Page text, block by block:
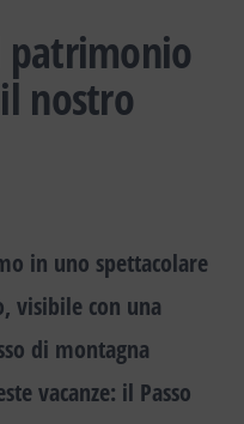
patrimonio
nostro
in uno spettacolare
visibile con una
di montagna
vacanze: il Passo